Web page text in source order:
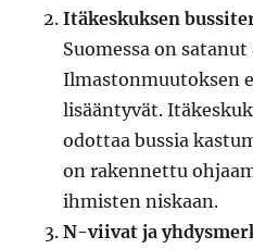
Itäkeskuksen
Suomessa on satanut
Ilmastonmuutoksen
lisääntyvät.
odottaa bussia
on rakennettu
ihmisten niskaan.
N-viivat ja